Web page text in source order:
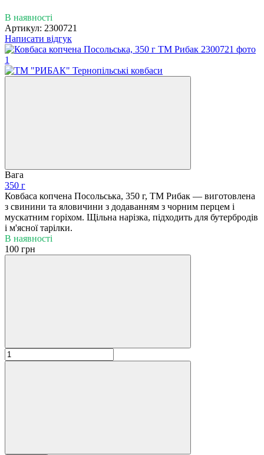
В наявності
Артикул: 2300721
Написати відгук
Вага
350 г
Ковбаса копчена Посольська, 350 г, ТМ Рибак — виготовлена
з свинини та яловичини з додаванням з чорним перцем і
мускатним горіхом. Щільна нарізка, підходить для бутербродів
і м'ясної тарілки.
В наявності
100 грн